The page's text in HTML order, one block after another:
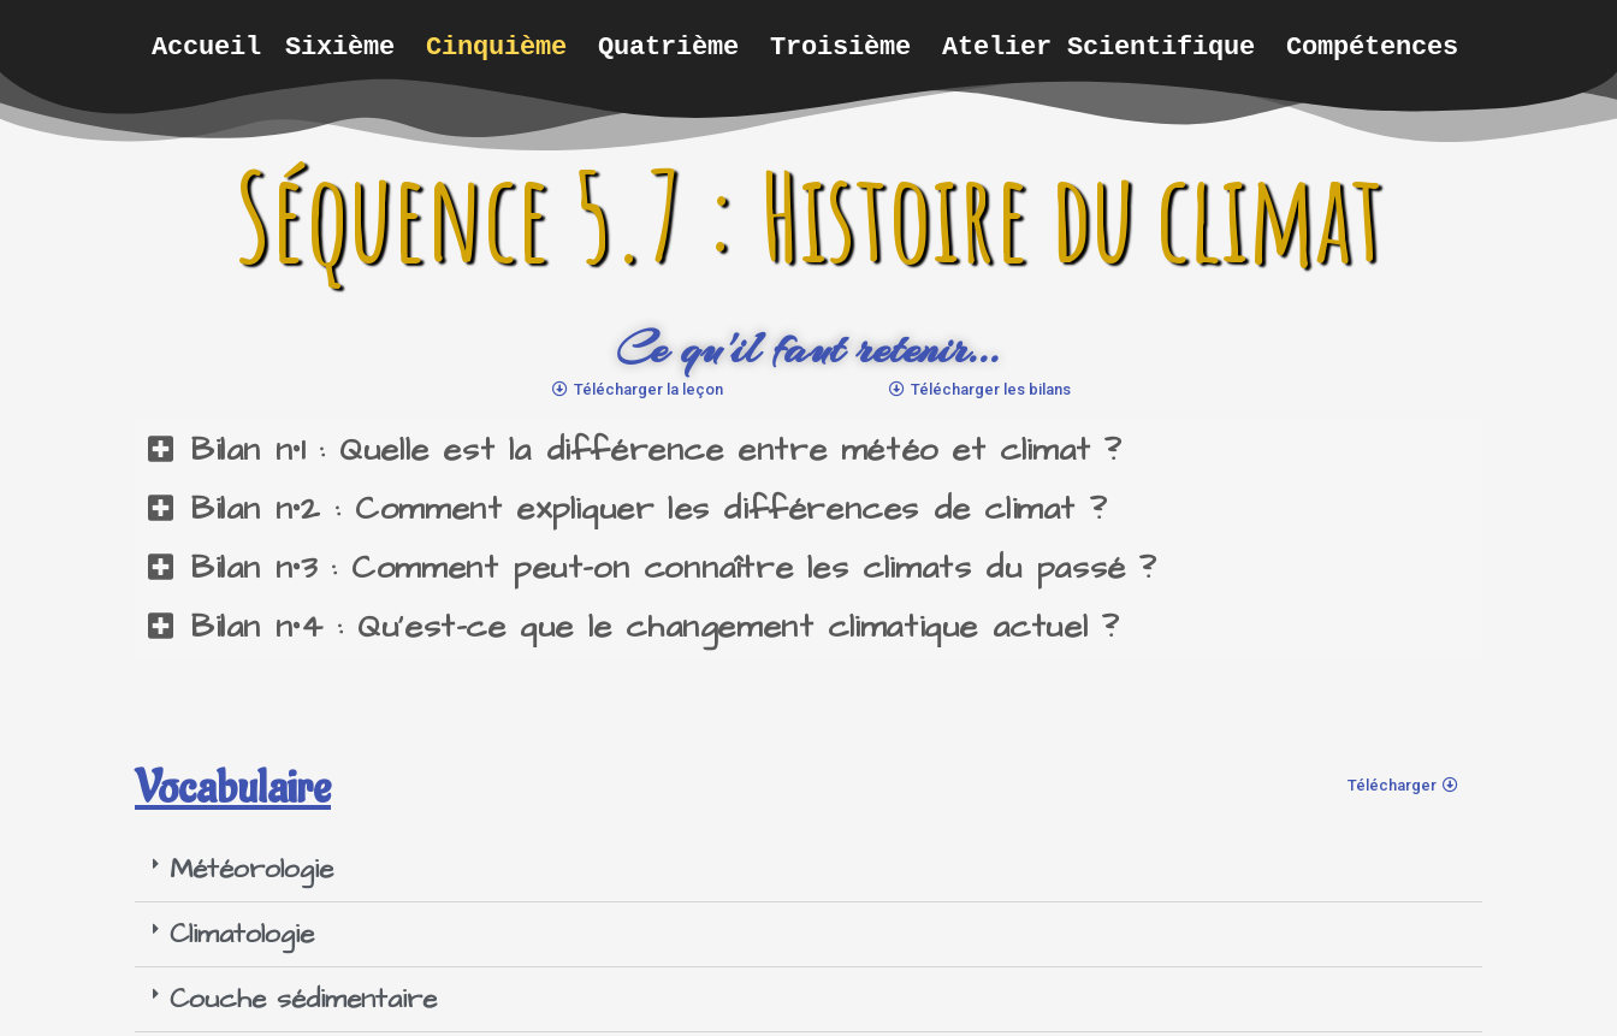
Accueil Sixième Cinquième Quatrième Troisième Atelier Scientifique Compétences
Séquence 5.7 : Histoire du climat
Ce qu'il faut retenir...
Télécharger la leçon Télécharger les bilans
Bilan n°1 : Quelle est la différence entre météo et climat ?
Bilan n°2 : Comment expliquer les différences de climat ?
Bilan n°3 : Comment peut-on connaître les climats du passé ?
Bilan n°4 : Qu'est-ce que le changement climatique actuel ?
Vocabulaire Télécharger
Météorologie
Climatologie
Couche sédimentaire